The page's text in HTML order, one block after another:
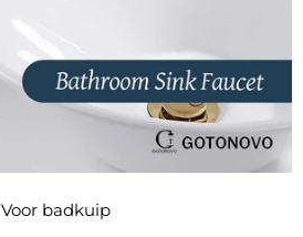
Voor badkuip